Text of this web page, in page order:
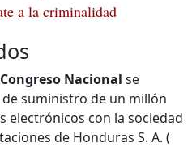
a la criminalidad
Congreso Nacional se
suministro de un millón
electrónicos con la sociedad
de Honduras S. A. (